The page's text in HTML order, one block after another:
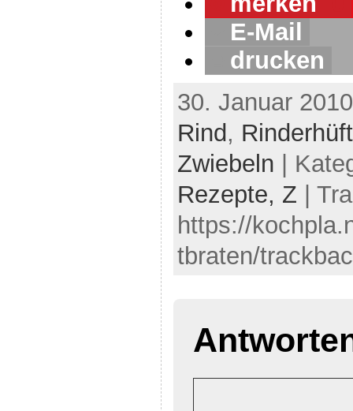
E-Mail
drucken
30. Januar
Rind ,
Zwiebeln |
Rezepte, Z |
https://
tbraten/